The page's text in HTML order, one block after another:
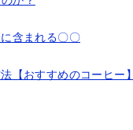
含まれる〇〇
【おすすめのコーヒー